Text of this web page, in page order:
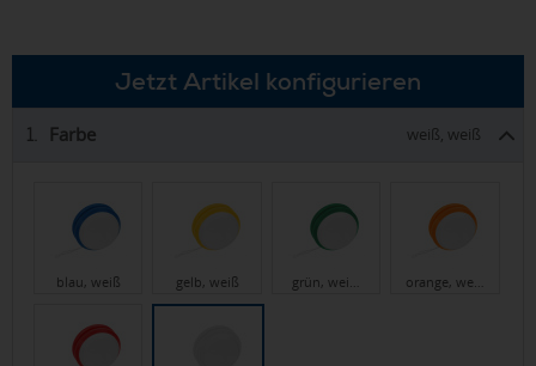
Jetzt Artikel konfigurieren
1. Farbe weiß, weiß
blau, weiß gelb, weiß grün, wei… orange, we…